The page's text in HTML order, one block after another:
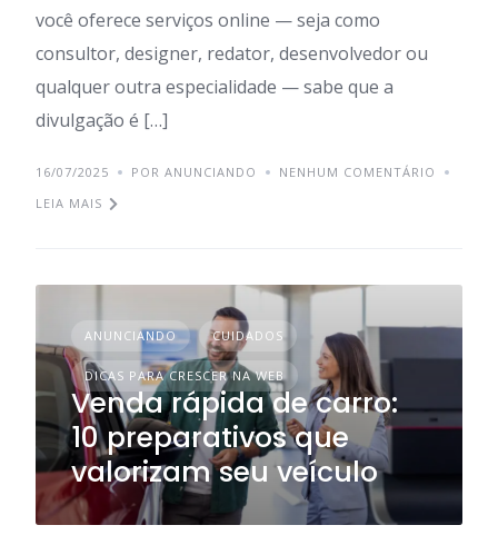
você oferece serviços online — seja como
consultor, designer, redator, desenvolvedor ou
qualquer outra especialidade — sabe que a
divulgação é […]
16/07/2025 POR ANUNCIANDO
NENHUM COMENTÁRIO
LEIA MAIS
ANUNCIANDO CUIDADOS
DICAS PARA CRESCER NA WEB
Venda rápida de carro:
10 preparativos que
valorizam seu veículo